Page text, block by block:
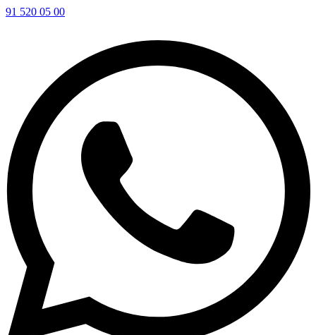
91 520 05 00